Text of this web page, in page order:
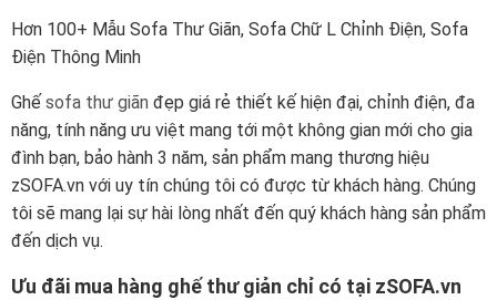
Hơn 100+ Mẫu Sofa Thư Giãn, Sofa Chữ L Chỉnh Điện, Sofa
Điện Thông Minh
Ghế sofa thư giãn đẹp giá rẻ thiết kế hiện đại, chỉnh điện, đa
năng, tính năng ưu việt mang tới một không gian mới cho gia
đình bạn, bảo hành 3 năm, sản phẩm mang thương hiệu
zSOFA.vn với uy tín chúng tôi có được từ khách hàng. Chúng
tôi sẽ mang lại sự hài lòng nhất đến quý khách hàng sản phẩm
đến dịch vụ.
Ưu đãi mua hàng ghế thư giản chỉ có tại zSOFA.vn